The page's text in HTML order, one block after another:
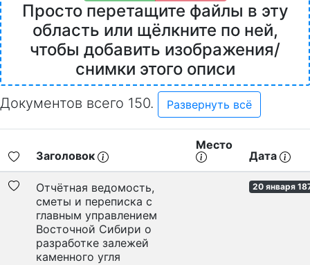
Просто перетащите файлы в эту
область или щёлкните по ней,
чтобы добавить изображения/
снимки этого описи
Документов всего 150. Развернуть всё
Заголовок
Место
Дата
Отчётная ведомость,
сметы и переписка с
главным управлением
Восточной Сибири о
разработке залежей
каменного угля
20 января